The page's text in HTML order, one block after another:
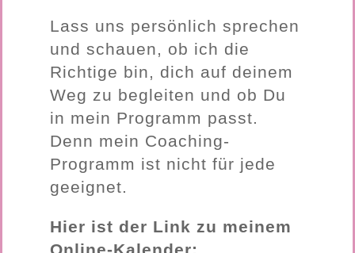
Lass uns persönlich sprechen
und schauen, ob ich die
Richtige bin, dich auf deinem
Weg zu begleiten und ob Du
in mein Programm passt.
Denn mein Coaching-
Programm ist nicht für jede
geeignet.
Hier ist der Link zu meinem